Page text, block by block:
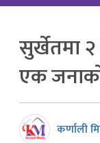
सुर्खेतमा
एक
कर्णाली